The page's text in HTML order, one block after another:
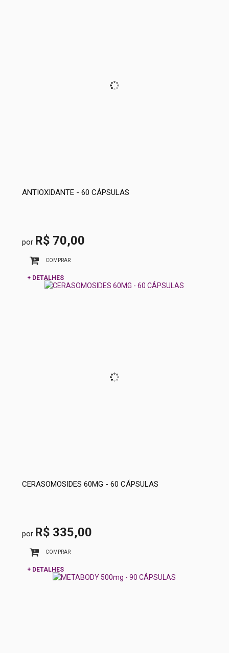
ANTIOXIDANTE - 60 CÁPSULAS
por R$ 70,00
COMPRAR
+ DETALHES
CERASOMOSIDES 60MG - 60 CÁPSULAS
por R$ 335,00
COMPRAR
+ DETALHES